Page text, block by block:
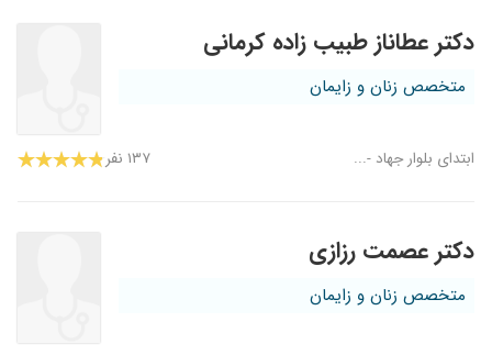
دکتر عطاناز طبیب زاده کرمانی
متخصص زنان و زایمان
ابتدای بلوار جهاد -... ۱۳۷ نفر
دکتر عصمت رزازی
متخصص زنان و زایمان